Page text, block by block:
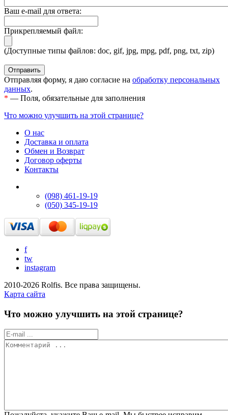
Ваш e-mail для ответа:
Прикрепляемый файл:
(Доступные типы файлов: doc, gif, jpg, mpg, pdf, png, txt, zip)
Отправляя форму, я даю согласие на обработку персональных
данных.
* — Поля, обязательные для заполнения
Что можно улучшить на этой странице?
О нас
Доставка и оплата
Обмен и Возврат
Договор оферты
Контакты
(098) 461-19-19
(050) 345-19-19
f
tw
instagram
2010-2026 Rolfis. Все права защищены.
Карта сайта
Что можно улучшить на этой странице?